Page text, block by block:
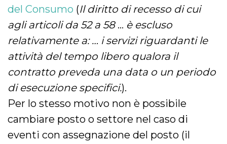
del Consumo (Il diritto di recesso di cui
agli articoli da 52 a 58 … è escluso
relativamente a: … i servizi riguardanti le
attività del tempo libero qualora il
contratto preveda una data o un periodo
di esecuzione specifici.).
Per lo stesso motivo non è possibile
cambiare posto o settore nel caso di
eventi con assegnazione del posto (il